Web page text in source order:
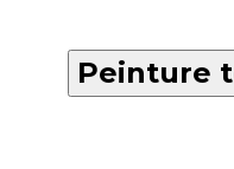
Peinture